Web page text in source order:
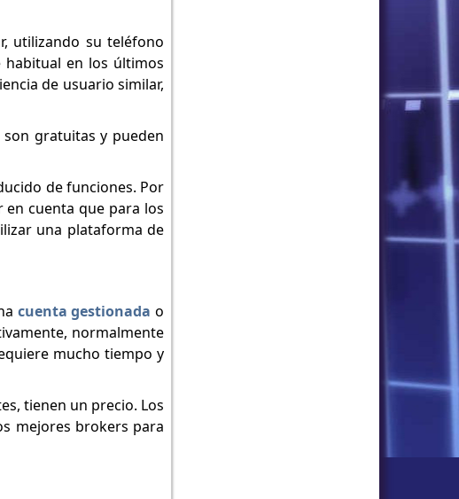
utilizando su teléfono
en los últimos
de usuario similar,
son gratuitas y pueden
de funciones. Por
en cuenta que para los
una plataforma de
cuenta gestionada o
normalmente
mucho tiempo y
tienen un precio. Los
mejores brokers para